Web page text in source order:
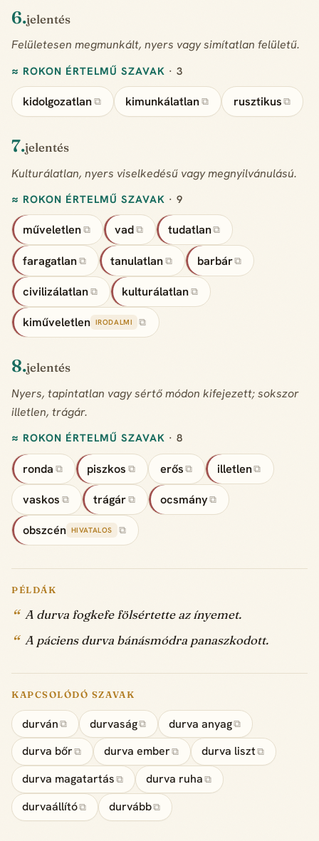
6.jelentés
Felületesen megmunkált, nyers vagy simítatlan felületű.
≈ ROKON ÉRTELMŰ SZAVAK · 3
kidolgozatlan ⧉ kimunkálatlan ⧉ rusztikus ⧉
7.jelentés
Kulturálatlan, nyers viselkedésű vagy megnyilvánulású.
≈ ROKON ÉRTELMŰ SZAVAK · 9
műveletlen ⧉ vad ⧉ tudatlan⧉
faragatlan ⧉ tanulatlan ⧉ barbár⧉
civilizálatlan ⧉ kulturálatlan ⧉
kiműveletlen IRODALMI ⧉
8.jelentés
Nyers, tapintatlan vagy sértő módon kifejezett; sokszor
illetlen, trágár.
≈ ROKON ÉRTELMŰ SZAVAK · 8
ronda ⧉ piszkos ⧉ erős ⧉ illetlen⧉
vaskos ⧉ trágár ⧉ ocsmány⧉
obszcén HIVATALOS ⧉
PÉLDÁK
A durva fogkefe fölsértette az ínyemet.
A páciens durva bánásmódra panaszkodott.
KAPCSOLÓDÓ SZAVAK
durván ⧉ durvaság⧉ durva anyag⧉
durva bőr⧉ durva ember⧉ durva liszt ⧉
durva magatartás ⧉ durva ruha ⧉
durvaállító⧉ durvább⧉